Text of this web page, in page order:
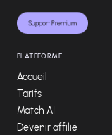
Support Premium
PLATEFORME
Accueil
Tarifs
Match AI
Devenir affilié